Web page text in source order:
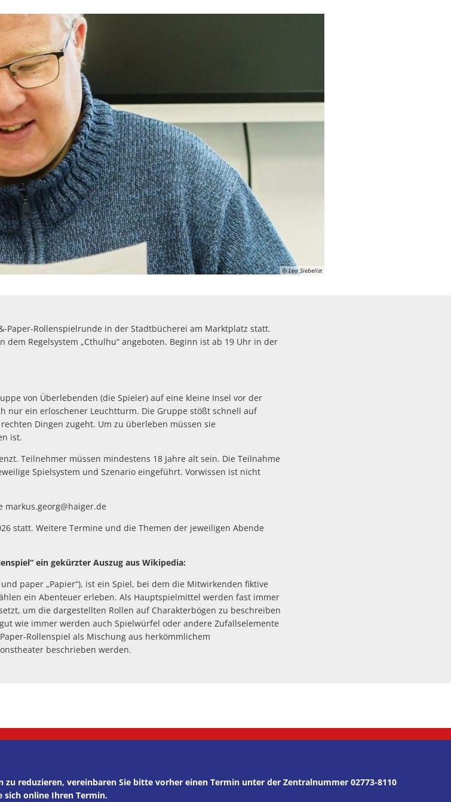
Kläranlage
Partnerstädte
Sport und Radfahren
Wandern
Museen
ÖPNV und Parkplätze
Unterkünfte
Stadtarchiv
HaiDigital - Bildungsangebote
© Lea Siebelist
Paper-Rollenspielrunde in der Stadtbücherei am Marktplatz statt.
dem Regelsystem „Cthulhu“ angeboten. Beginn ist ab 19 Uhr in der
von Überlebenden (die Spieler) auf eine kleine Insel vor der
nur ein erloschener Leuchtturm. Die Gruppe stößt schnell auf
Dingen zugeht. Um zu überleben müssen sie
ist.
Teilnehmer müssen mindestens 18 Jahre alt sein. Die Teilnahme
Spielsystem und Szenario eingeführt. Vorwissen ist nicht
statt. Weitere Termine und die Themen der jeweiligen Abende
ein gekürzter Auszug aus Wikipedia:
paper „Papier“), ist ein Spiel, bei dem die Mitwirkenden fiktive
ein Abenteuer erleben. Als Hauptspielmittel werden fast immer
um die dargestellten Rollen auf Charakterbögen zu beschreiben
wie immer werden auch Spielwürfel oder andere Zufallselemente
Rollenspiel als Mischung aus herkömmlichem
beschrieben werden.
zu reduzieren, vereinbaren Sie bitte vorher einen Termin unter der Zentralnummer 02773-8110
sich online Ihren Termin.